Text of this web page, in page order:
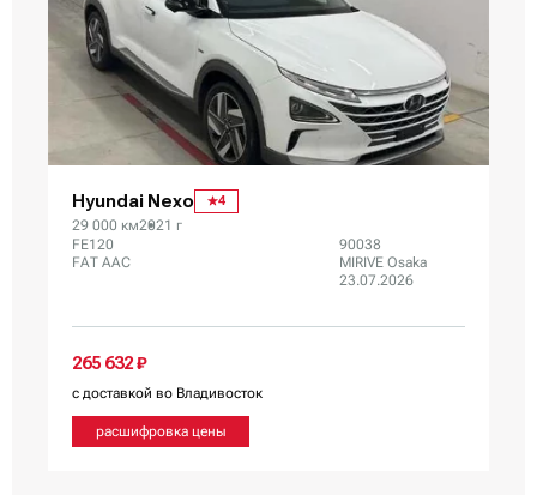
Hyundai Nexo 4
29 000 км2021 г
FE120
FAT AAC
90038
MIRIVE Osaka
23.07.2026
265 632 ₽
с доставкой во Владивосток
расшифровка цены